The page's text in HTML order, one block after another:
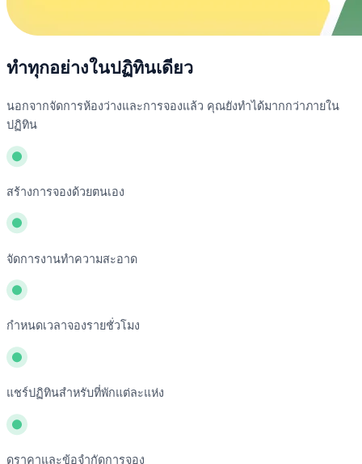
ทำทุกอย่างในปฏิทินเดียว
นอกจากจัดการห้องว่างและการจองแล้ว คุณยังทำได้มากกว่าภายใน
ปฏิทิน
สร้างการจองด้วยตนเอง
จัดการงานทำความสะอาด
กำหนดเวลาจองรายชั่วโมง
แชร์ปฏิทินสำหรับที่พักแต่ละแห่ง
ดูราคาและข้อจำกัดการจอง